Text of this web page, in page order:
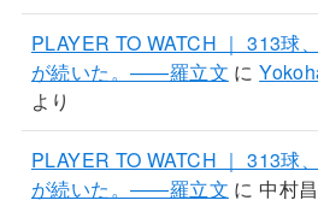
PLAYER TO WATCH ｜ 313球
が続いた。——羅立文 に
より
PLAYER TO WATCH ｜ 313球
が続いた。——羅立文 に 中村